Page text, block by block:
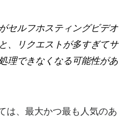
セルフホスティングビデオ
、リクエストが多すぎてサ
理できなくなる可能性があ
は、最大かつ最も人気のあ